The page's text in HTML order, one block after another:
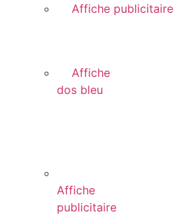
Affiche
dos bleu
Affiche
publicitaire
Affiche publicitaire